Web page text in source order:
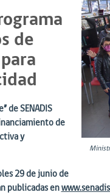
de
de SENADIS
de
y
29 de junio de
publicadas en